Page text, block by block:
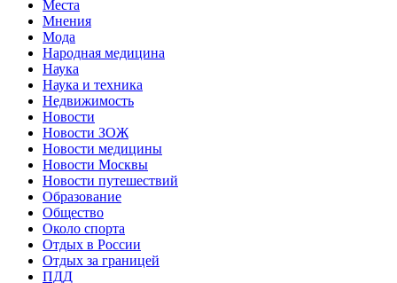
Места
Мнения
Мода
Народная медицина
Наука
Наука и техника
Недвижимость
Новости
Новости ЗОЖ
Новости медицины
Новости Москвы
Новости путешествий
Образование
Общество
Около спорта
Отдых в России
Отдых за границей
ПДД